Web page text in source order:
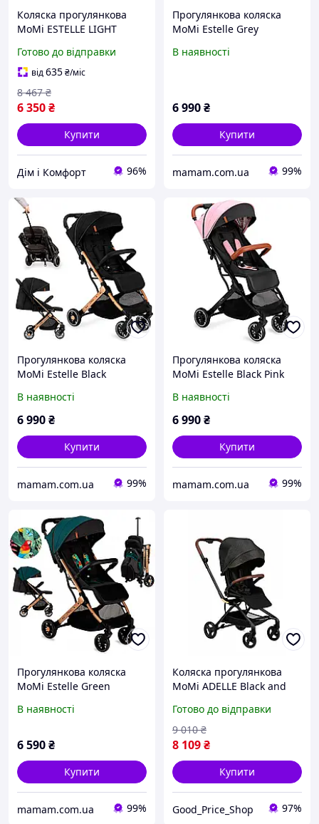
Коляска прогулянкова
MoMi ESTELLE LIGHT
Готово до відправки
від635₴/міс
6 350₴
8 467 ₴
Купити
Дім і Комфорт 96%
Прогулянкова коляска
MoMi Estelle Grey
В наявності
6 990₴
Купити
mamam.com.ua 99%
Прогулянкова коляска
MoMi Estelle Black
В наявності
6 990₴
Купити
mamam.com.ua 99%
Прогулянкова коляска
MoMi Estelle Black Pink
В наявності
6 990₴
Купити
mamam.com.ua 99%
Прогулянкова коляска
MoMi Estelle Green
В наявності
6 590₴
Купити
mamam.com.ua 99%
Коляска прогулянкова
MoMi ADELLE Black and
Готово до відправки
8 109₴
9 010 ₴
Купити
Good_Price_Shop 97%